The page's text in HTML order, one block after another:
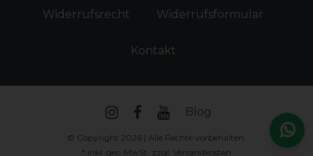
Widerrufs­recht Widerrufs­formular
Kontakt
Blog
© Copyright 2026 | Alle Rechte vorbehalten.
* inkl. ges. MwSt. zzgl. Versandkosten